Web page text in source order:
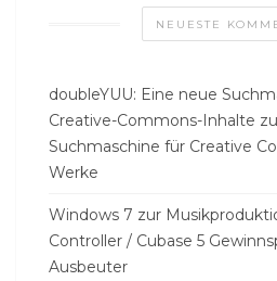
NEUESTE
doubleYUU: Eine neue
Creative-Commons-Inhalte zu
Suchmaschine für Creative
Werke
Windows 7 zur
Controller / Cubase 5
Ausbeuter